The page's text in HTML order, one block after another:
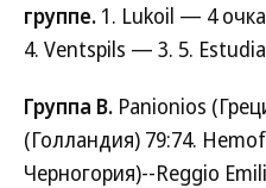
группе. 1. Lukoil — 4
4. Ventspils — 3. 5.
Группа B. Panionios
(Голландия) 79:74.
Черногория)--Reggio